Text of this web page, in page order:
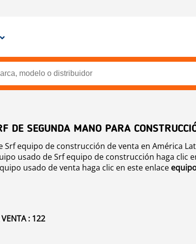
DE SEGUNDA MANO PARA
equipo de construcción de venta en América
usado de Srf equipo de construcción haga clic
usado de venta haga clic en este enlace
: 122